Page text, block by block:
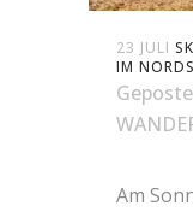
23 JULI
IM
Am